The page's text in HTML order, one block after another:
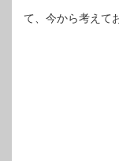
て、今から考えて